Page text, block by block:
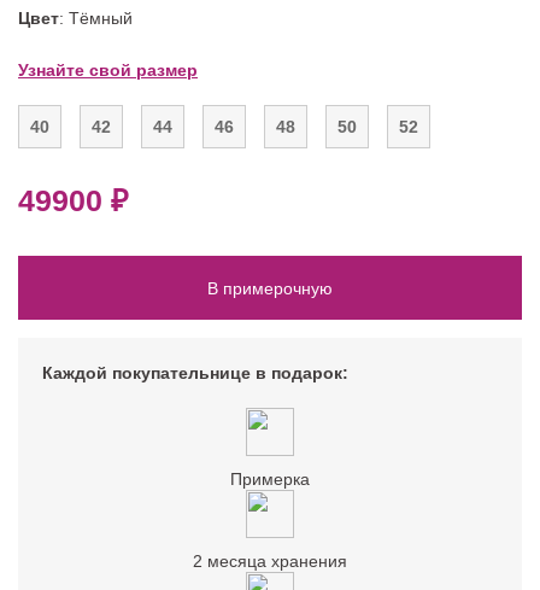
Цвет: Тёмный
Узнайте свой размер
40 42 44 46 48 50 52
49900 ₽
В примерочную
Каждой покупательнице в подарок:
Примерка
2 месяца хранения